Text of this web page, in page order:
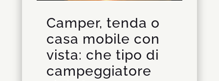
Camper, tenda o
casa mobile con
vista: che tipo di
campeggiatore